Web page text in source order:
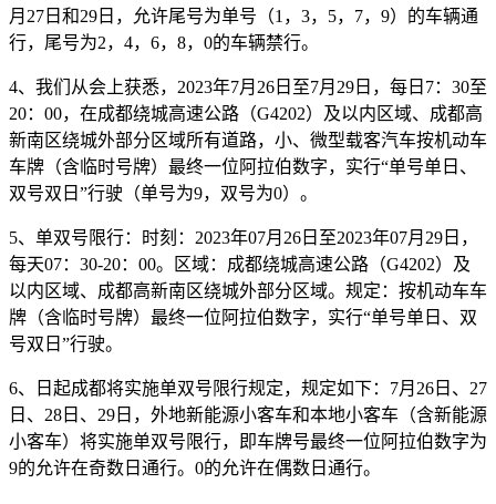
月27日和29日，允许尾号为单号（1，3，5，7，9）的车辆通
行，尾号为2，4，6，8，0的车辆禁行。
4、我们从会上获悉，2023年7月26日至7月29日，每日7：30至
20：00，在成都绕城高速公路（G4202）及以内区域、成都高
新南区绕城外部分区域所有道路，小、微型载客汽车按机动车
车牌（含临时号牌）最终一位阿拉伯数字，实行“单号单日、
双号双日”行驶（单号为9，双号为0）。
5、单双号限行：时刻：2023年07月26日至2023年07月29日，
每天07：30-20：00。区域：成都绕城高速公路（G4202）及
以内区域、成都高新南区绕城外部分区域。规定：按机动车车
牌（含临时号牌）最终一位阿拉伯数字，实行“单号单日、双
号双日”行驶。
6、日起成都将实施单双号限行规定，规定如下：7月26日、27
日、28日、29日，外地新能源小客车和本地小客车（含新能源
小客车）将实施单双号限行，即车牌号最终一位阿拉伯数字为
9的允许在奇数日通行。0的允许在偶数日通行。